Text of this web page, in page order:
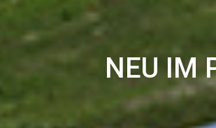
NEU IM